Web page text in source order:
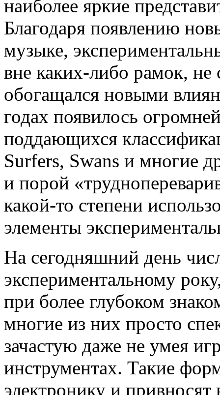
наиболее яркие
Благодаря появлению
музыке,
вне каких-либо рамок, не
обогащался новыми
годах появилось
поддающихся
Surfers, Swans и многие
и порой
какой-то степени
элементы
На сегодняшний день
экспериментальному
при более глубоком
многие из них просто
зачастую даже не умея
инструментах. Такие
электронику и